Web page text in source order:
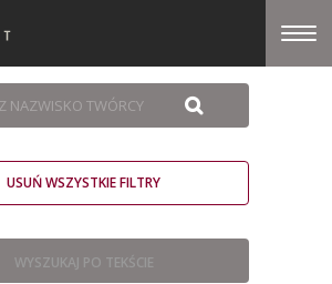
USUŃ WSZYSTKIE FILTRY